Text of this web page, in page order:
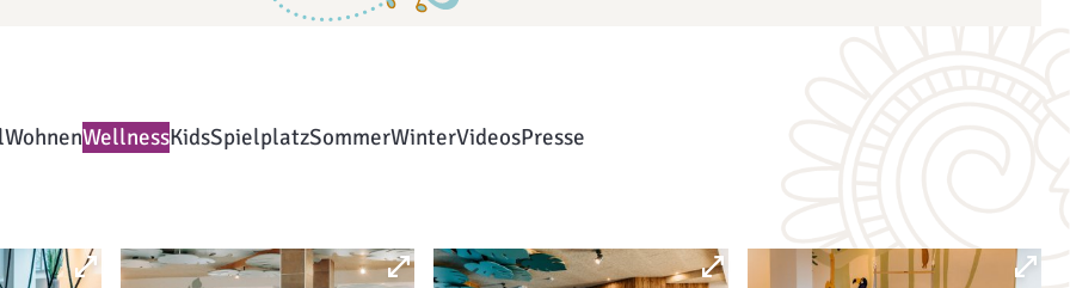
WohnenWellnessKidsSpielplatzSommerWinterVideosPresse